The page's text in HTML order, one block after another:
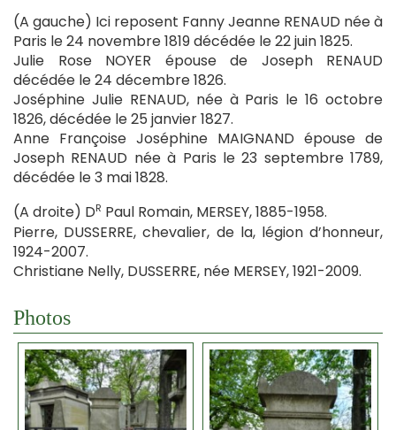
(A gauche) Ici reposent Fanny Jeanne RENAUD née à
Paris le 24 novembre 1819 décédée le 22 juin 1825.
Julie Rose NOYER épouse de Joseph RENAUD
décédée le 24 décembre 1826.
Joséphine Julie RENAUD, née à Paris le 16 octobre
1826, décédée le 25 janvier 1827.
Anne Françoise Joséphine MAIGNAND épouse de
Joseph RENAUD née à Paris le 23 septembre 1789,
décédée le 3 mai 1828.
(A droite) DR Paul Romain, MERSEY, 1885-1958.
Pierre, DUSSERRE, chevalier, de la, légion d’honneur,
1924-2007.
Christiane Nelly, DUSSERRE, née MERSEY, 1921-2009.
Photos